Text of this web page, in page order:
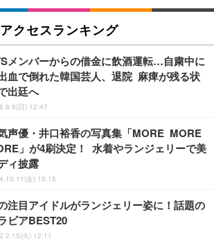
アクセスランキング
メンバーからの借金に飲酒運転…自粛中に
血で倒れた韓国芸人、退院 麻痺が残る状
出廷へ
日) 12:47
声優・井口裕香の写真集「MORE MORE
」が4刷決定！ 水着やランジェリーで美
ィ披露
金) 19:15
注目アイドルがランジェリー姿に！話題の
ビアBEST20
火) 12:11